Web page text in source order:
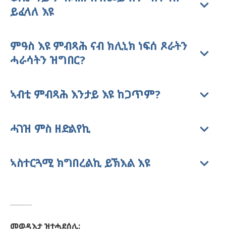
ይፈላለ እዩ
ምዓስ እዩ ምብጻሕ ናብ ክሊኒክ ነፍሰ ጾራትን
ሓራሳትን ዝግበር?
ኣብቲ ምብጻሕ እንታይ እዩ ከጋጥም?
ሓገዝ ምስ ዘድልየኪ
ኣስተርጓሚ ክግበረልኪ ይኽእል እዩ
መወዳእታ ዝተሓደሰሊ: